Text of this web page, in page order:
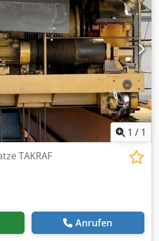
- Säulendurchmesser ca. 1.0 m -
- Antrieb ca. 400 V -
kg
1 / 1
TAKRAF
Anrufen